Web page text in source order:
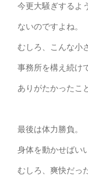
今更大騒ぎするよ
ないのですよね。
むしろ、こんな小
事務所を構え続け
ありがたかったこ
最後は体力勝負。
身体を動かせばい
むしろ、爽快だっ